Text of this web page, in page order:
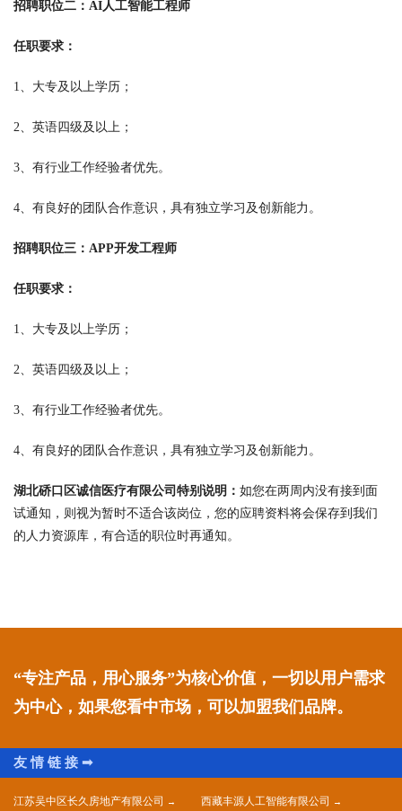
招聘职位二：AI人工智能工程师
任职要求：
1、大专及以上学历；
2、英语四级及以上；
3、有行业工作经验者优先。
4、有良好的团队合作意识，具有独立学习及创新能力。
招聘职位三：APP开发工程师
任职要求：
1、大专及以上学历；
2、英语四级及以上；
3、有行业工作经验者优先。
4、有良好的团队合作意识，具有独立学习及创新能力。
湖北硚口区诚信医疗有限公司特别说明： 如您在两周内没有接到面
试通知，则视为暂时不适合该岗位，您的应聘资料将会保存到我们
的人力资源库，有合适的职位时再通知。
“专注产品，用心服务”为核心价值，一切以用户需求
为中心，如果您看中市场，可以加盟我们品牌。
江苏吴中区长久房地产有限公司 西藏丰源人工智能有限公司